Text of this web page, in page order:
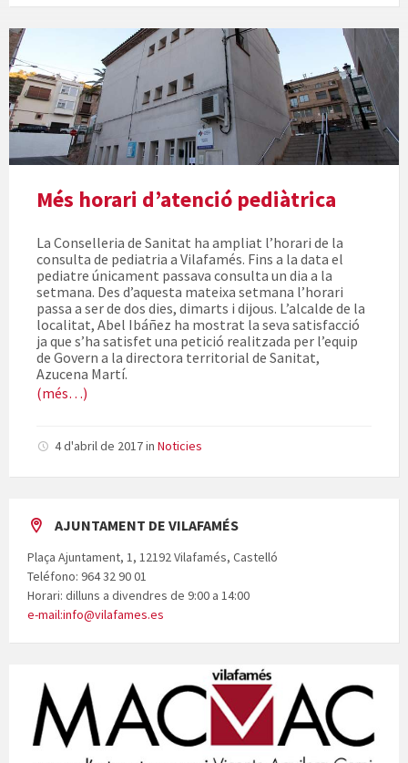
Consultori
provisional
Més horari d’atenció pediàtrica
La Conselleria de Sanitat ha ampliat l’horari de la
consulta de pediatria a Vilafamés. Fins a la data el
pediatre únicament passava consulta un dia a la
setmana. Des d’aquesta mateixa setmana l’horari
passa a ser de dos dies, dimarts i dijous. L’alcalde de la
localitat, Abel Ibáñez ha mostrat la seva satisfacció
ja que s’ha satisfet una petició realitzada per l’equip
de Govern a la directora territorial de Sanitat,
Azucena Martí.
(més…)
4 d'abril de 2017in Noticies
AJUNTAMENT DE VILAFAMÉS
Plaça Ajuntament, 1, 12192 Vilafamés, Castelló
Teléfono: 964 32 90 01
Horari: dilluns a divendres de 9:00 a 14:00
e-mail:info@vilafames.es